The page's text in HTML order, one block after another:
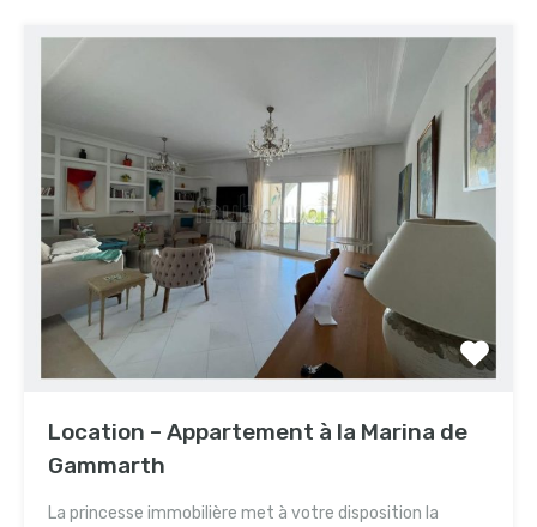
Location – Appartement à la Marina de
Gammarth
La princesse immobilière met à votre disposition la